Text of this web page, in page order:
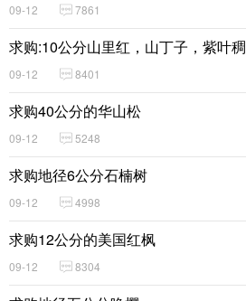
09-12 7861
求购:10公分山里红，山丁子，紫叶稠
09-12 8401
求购40公分的华山松
09-12 5248
求购地径6公分石楠树
09-12 4998
求购12公分的美国红枫
09-12 8304